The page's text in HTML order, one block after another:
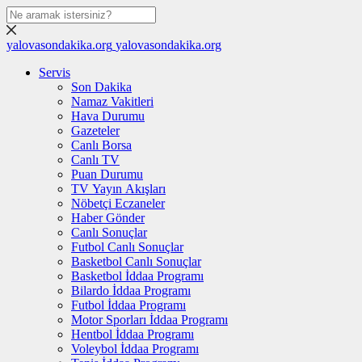
yalovasondakika.org yalovasondakika.org
Servis
Son Dakika
Namaz Vakitleri
Hava Durumu
Gazeteler
Canlı Borsa
Canlı TV
Puan Durumu
TV Yayın Akışları
Nöbetçi Eczaneler
Haber Gönder
Canlı Sonuçlar
Futbol Canlı Sonuçlar
Basketbol Canlı Sonuçlar
Basketbol İddaa Programı
Bilardo İddaa Programı
Futbol İddaa Programı
Motor Sporları İddaa Programı
Hentbol İddaa Programı
Voleybol İddaa Programı